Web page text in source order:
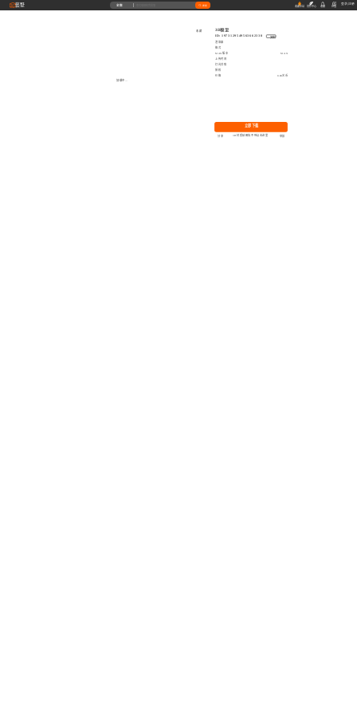
藝墅 全部 搜索 收藏本站 创作中心 收藏 充值
登录 |注册
加载中...
收藏 3D模型
ID: 1973129549563662338 复制
渲染器
格式
MAX版本 MAX
上传时间
灯光详情
授权
价格
0.00艺币
立即下载
分享 3D材质贴图找不到点击这里 举报